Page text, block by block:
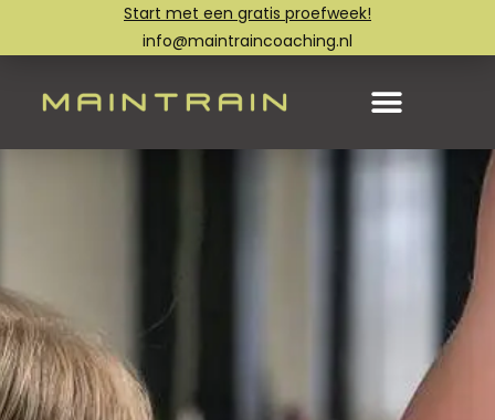
Start met een gratis proefweek!
info@maintraincoaching.nl